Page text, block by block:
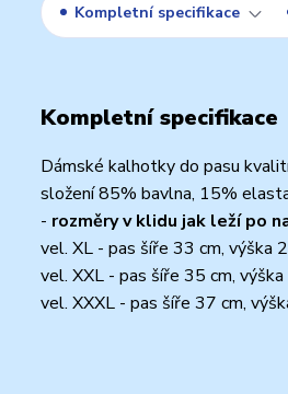
Kompletní specifikace
Kompletní specifikace
Dámské kalhotky do pasu
složení 85% bavlna, 15%
- rozměry v klidu jak leží po
vel. XL - pas šíře 33 cm, výška
vel. XXL - pas šíře 35 cm,
vel. XXXL - pas šíře 37 cm,